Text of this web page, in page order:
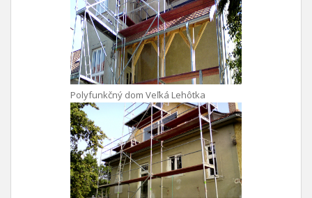
Polyfunkčný dom Veľká Lehôtka